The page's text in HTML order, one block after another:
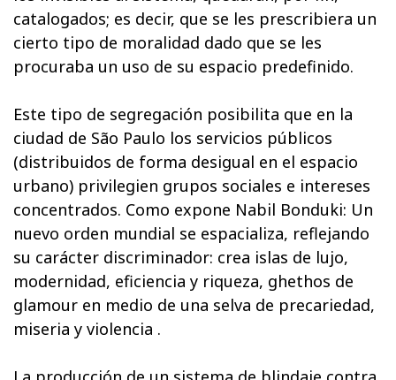
catalogados; es decir, que se les prescribiera un
cierto tipo de moralidad dado que se les
procuraba un uso de su espacio predefinido.
Este tipo de segregación posibilita que en la
ciudad de São Paulo los servicios públicos
(distribuidos de forma desigual en el espacio
urbano) privilegien grupos sociales e intereses
concentrados. Como expone Nabil Bonduki: Un
nuevo orden mundial se espacializa, reflejando
su carácter discriminador: crea islas de lujo,
modernidad, eficiencia y riqueza, ghethos de
glamour en medio de una selva de precariedad,
miseria y violencia .